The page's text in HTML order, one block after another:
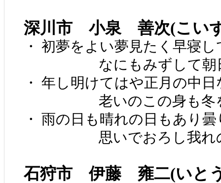
深川市 小泉 善次(こい
・ 初夢をよい夢見たく早寝し
なにもみずして朝日
・ 年し明けてはや正月の中日
老いのこの身も冬を
・ 雨の日も晴れの日もあり
思いでおろし我れの
石狩市 伊藤 雍二(いと